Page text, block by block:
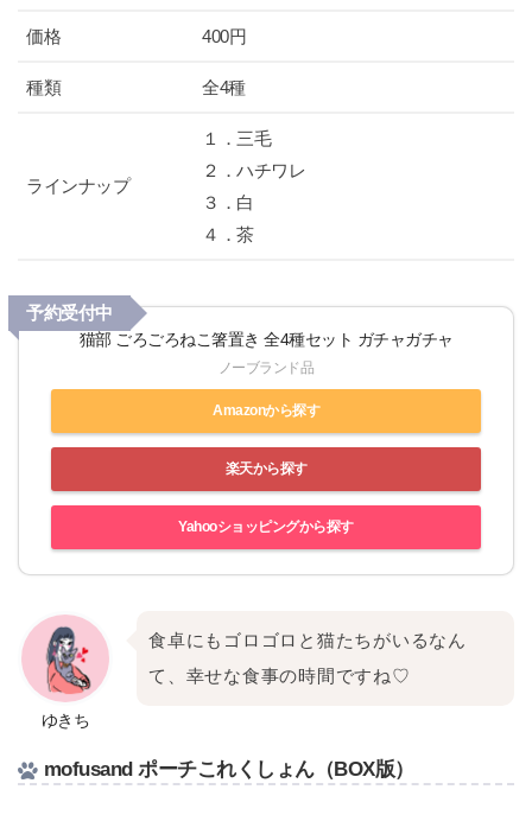
価格 400円
種類 全4種
ラインナップ
１．三毛
２．ハチワレ
３．白
４．茶
猫部 ごろごろねこ箸置き 全4種セット ガチャガチャ
ノーブランド品
Amazonから探す
楽天から探す
Yahooショッピングから探す
予約受付中
ゆきち
食卓にもゴロゴロと猫たちがいるなん
て、幸せな食事の時間ですね♡
mofusand ポーチこれくしょん（BOX版）